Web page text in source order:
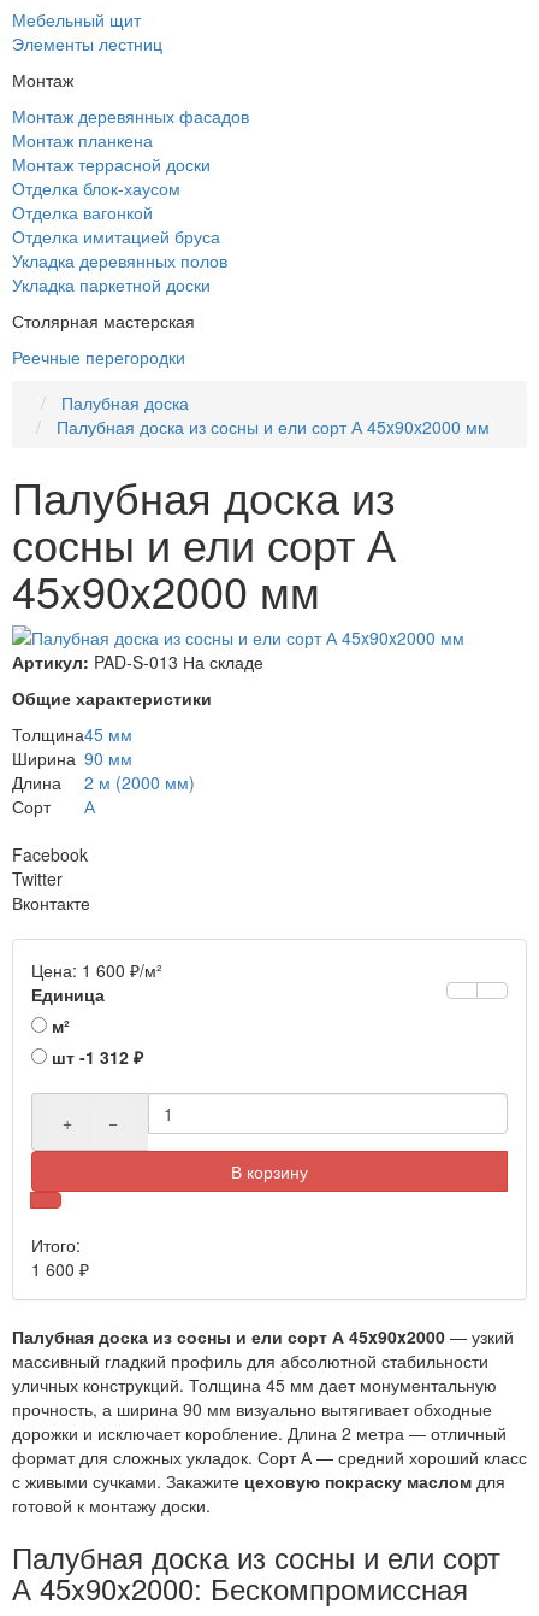
Мебельный щит
Элементы лестниц
Монтаж
Монтаж деревянных фасадов
Монтаж планкена
Монтаж террасной доски
Отделка блок-хаусом
Отделка вагонкой
Отделка имитацией бруса
Укладка деревянных полов
Укладка паркетной доски
Столярная мастерская
Реечные перегородки
Палубная доска
Палубная доска из сосны и ели сорт А 45x90x2000 мм
Палубная доска из
сосны и ели сорт А
45x90x2000 мм
Артикул: PAD-S-013 На складе
Общие характеристики
Толщина45 мм
Ширина 90 мм
Длина
2 м (2000 мм)
Сорт
А
Facebook
Twitter
Вконтакте
Цена: 1 600 ₽/м²
Единица
м²
шт -1 312 ₽
+ −
В корзину
Итого:
1 600 ₽
Палубная доска из сосны и ели сорт А 45x90x2000 — узкий
массивный гладкий профиль для абсолютной стабильности
уличных конструкций. Толщина 45 мм дает монументальную
прочность, а ширина 90 мм визуально вытягивает обходные
дорожки и исключает коробление. Длина 2 метра — отличный
формат для сложных укладок. Сорт А — средний хороший класс
с живыми сучками. Закажите цеховую покраску маслом для
готовой к монтажу доски.
Палубная доска из сосны и ели сорт
А 45x90x2000: Бескомпромиссная